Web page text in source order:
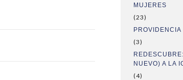
MUJERES
(23)
PROVIDENCIA
(3)
NUEVO) A LA
(4)